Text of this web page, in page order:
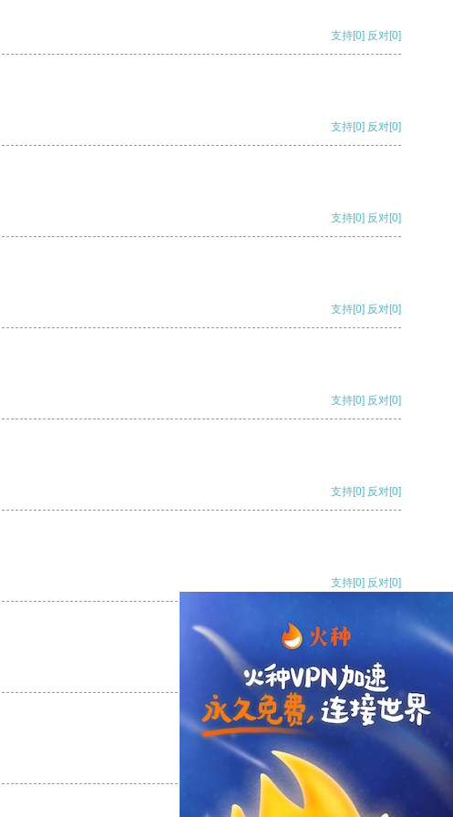
支持[0] 反对[0]
支持[0] 反对[0]
支持[0] 反对[0]
支持[0] 反对[0]
支持[0] 反对[0]
支持[0] 反对[0]
支持[0] 反对[0]
支持[0] 反对
支持